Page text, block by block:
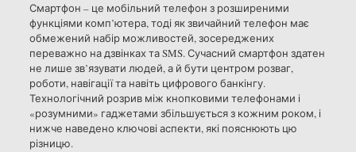
Смартфон – це мобільний телефон з розширеними
функціями комп’ютера, тоді як звичайний телефон має
обмежений набір можливостей, зосереджених
переважно на дзвінках та SMS. Сучасний смартфон здатен
не лише зв’язувати людей, а й бути центром розваг,
роботи, навігації та навіть цифрового банкінгу.
Технологічний розрив між кнопковими телефонами і
«розумними» гаджетами збільшується з кожним роком, і
нижче наведено ключові аспекти, які пояснюють цю
різницю.